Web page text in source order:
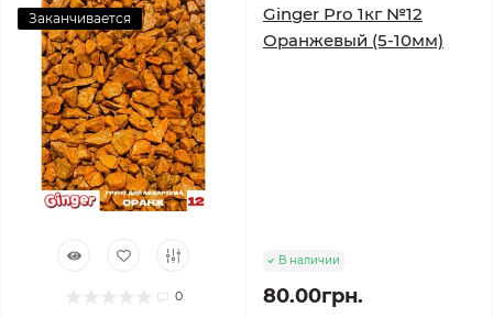
Заканчивается
0
Ginger Pro 1кг №12
Оранжевый (5-10мм)
В наличии
80.00грн.